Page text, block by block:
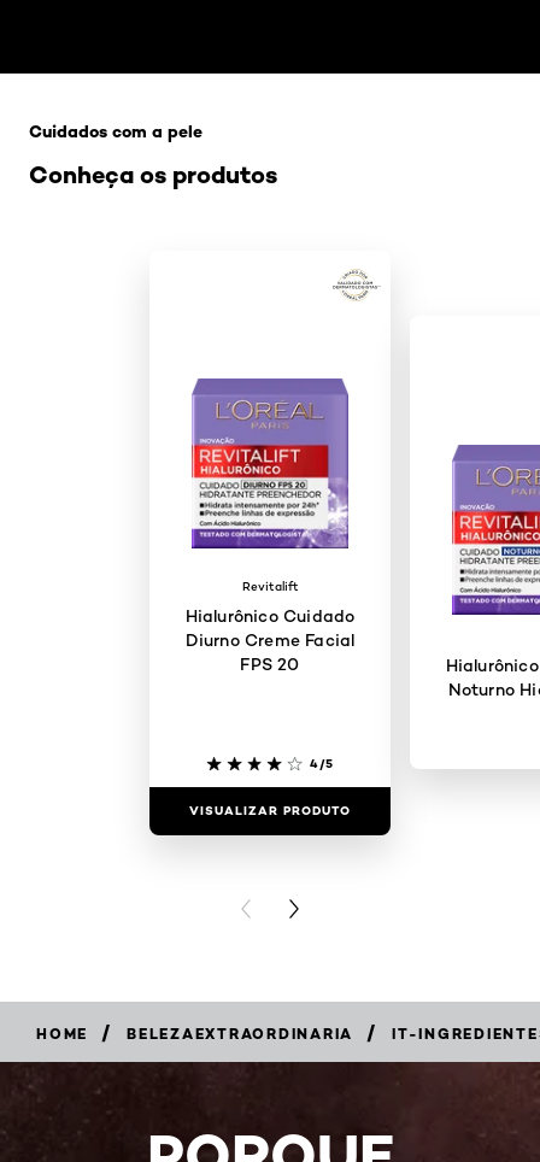
Conheça os produtos
Cuidados com a pele
Revitalift
Hialurônico Cuidado
Diurno Creme Facial
FPS 20
4/5
VISUALIZAR PRODUTO
Noturno
PREVIOUS CARD
NEXT CARD
HOME / BELEZAEXTRAORDINARIA / IT-